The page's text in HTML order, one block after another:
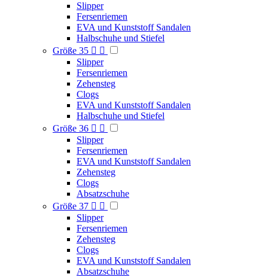
Slipper
Fersenriemen
EVA und Kunststoff Sandalen
Halbschuhe und Stiefel
Größe 35  
Slipper
Fersenriemen
Zehensteg
Clogs
EVA und Kunststoff Sandalen
Halbschuhe und Stiefel
Größe 36  
Slipper
Fersenriemen
EVA und Kunststoff Sandalen
Zehensteg
Clogs
Absatzschuhe
Größe 37  
Slipper
Fersenriemen
Zehensteg
Clogs
EVA und Kunststoff Sandalen
Absatzschuhe